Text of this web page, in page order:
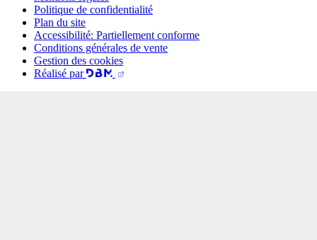
Politique de confidentialité
Plan du site
Accessibilité: Partiellement conforme
Conditions générales de vente
Gestion des cookies
Réalisé par